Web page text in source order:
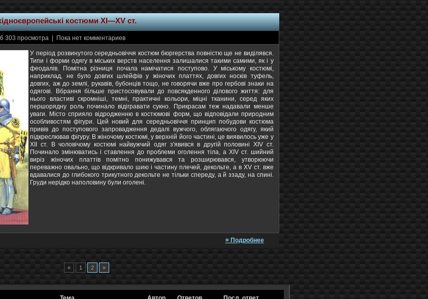
костюми XI—XV ст.
303 просмотра | Пока нет комментариев
У період розвинутого середньовіччя костюм бюргерства повністю ще не виділявся.
Типи і форми одягу в міських верств населення залишалися такими самими, як і у
феодалів. Помітна різниця почала намічатися поступово. У міському костюмі,
наприклад, не було довгих шлейфів у жіночих платтях, довгих носків туфель,
довгих, аж до землі, рукавів, бубонців тощо, не говорячи вже про гербові знаки на
одягові. Вбрання більше пристосовували до повсякденного ділового життя: для
нього властиві скромніші, темні, практичні кольори, міцні тканини, серед яких
першорядну роль починало відігравати сукно. Прикрасам теж надавали менше
уваги. Місто сприяло відродженню в костюмові форм, що відповідали природним
особливостям фігури. Цей новий для середньовіччя принцип побудови костюма
привів до поступового запровадження дедалі вужчого, облягаючого одягу, який
підкреслював фігуру. В жіночому костюмі, у верхній його частині, це виявилось уже у
XII ст. В чоловічому костюмі найвужчий одяг з'явився в другій половині XIV ст.
Починало змінюватись і ставлення до проблеми оголення тіла, а XIV ст. шийний
виріз жіночих платтів помітно понижувався та розширювався, утворюючи
переважно овально, що відкривало шию і частину плечей, декольте, а в XV ст. вже
вдавалися до глибокого трикутного декольте не тільки спереду, а й ззаду, на спині.
Груди нерідко наполовину були оголені.
¤ Подробнее
« 1 2 »